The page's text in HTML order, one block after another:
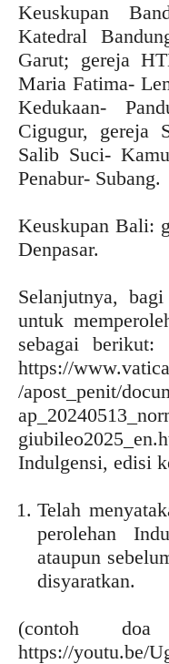
Keuskupan
Katedral
Garut; gereja
Maria Fatima-
Kedukaan-
Cigugur, gereja
Salib Suci-
Penabur- Subang.
Keuskupan Bali:
Denpasar.
Selanjutnya,
untuk
sebagai berikut:
https://
/apost_penit/
Indulgensi, edisi
Telah
perolehan
ataupun
disyaratkan.
(contoh doa
https://youtu.be/